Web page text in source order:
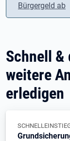
Bürgergeld ab
Schnell
weitere
erledigen